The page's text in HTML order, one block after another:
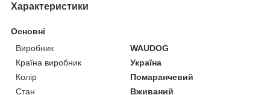
Характеристики
Основні
Виробник
WAUDOG
Країна виробник
Україна
Колір
Помаранчевий
Стан
Вживаний